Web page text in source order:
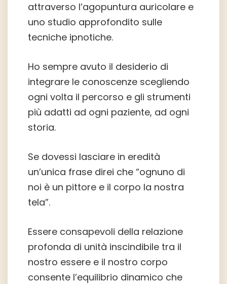
attraverso l’agopuntura auricolare e
uno studio approfondito sulle
tecniche ipnotiche.
Ho sempre avuto il desiderio di
integrare le conoscenze scegliendo
ogni volta il percorso e gli strumenti
più adatti ad ogni paziente, ad ogni
storia.
Se dovessi lasciare in eredità
un’unica frase direi che “ognuno di
noi è un pittore e il corpo la nostra
tela”.
Essere consapevoli della relazione
profonda di unità inscindibile tra il
nostro essere e il nostro corpo
consente l’equilibrio dinamico che